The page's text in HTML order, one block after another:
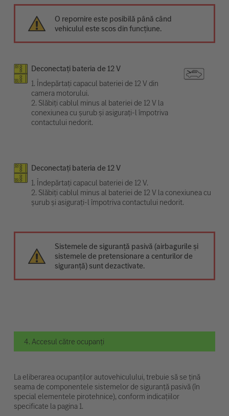
O repornire este posibilă până când
vehiculul este scos din funcțiune.
Deconectați bateria de 12 V
1. Îndepărtați capacul bateriei de 12 V din
camera motorului.
2. Slăbiți cablul minus al bateriei de 12 V la
conexiunea cu șurub și asigurați-l împotriva
contactului nedorit.
Deconectați bateria de 12 V
1. Îndepărtați capacul bateriei de 12 V.
2. Slăbiți cablul minus al bateriei de 12 V la conexiunea cu
șurub și asigurați-l împotriva contactului nedorit.
Sistemele de siguranță pasivă (airbagurile și
sistemele de pretensionare a centurilor de
siguranță) sunt dezactivate.
4. Accesul către ocupanți
La eliberarea ocupanților autovehiculului, trebuie să se țină
seama de componentele sistemelor de siguranță pasivă (în
special elementele pirotehnice), conform indicațiilor
specificate la pagina 1.